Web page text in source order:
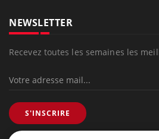
NEWSLETTER
Recevez toutes les semaines les
S'INSCRIRE